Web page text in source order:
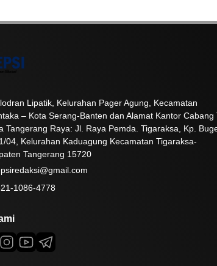
Lipatik, Kelurahan Pager Agung, Kecamatan
– Kota Serang-Banten dan Alamat Kantor Cabang
Tangerang Raya: Jl. Raya Pemda. Tigaraksa, Kp.
04, Kelurahan Kaduagung Kecamatan Tigaraksa-
Tangerang 15720
1086-4778